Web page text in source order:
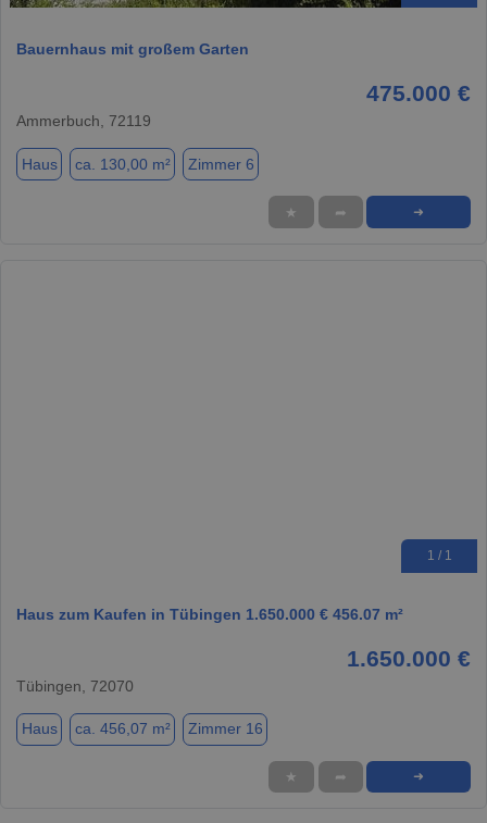
Bauernhaus mit großem Garten
475.000 €
Ammerbuch, 72119
Haus ca. 130,00 m² Zimmer 6
★ ➦ ➜
1 / 1
Haus zum Kaufen in Tübingen 1.650.000 € 456.07 m²
1.650.000 €
Tübingen, 72070
Haus ca. 456,07 m² Zimmer 16
★ ➦ ➜